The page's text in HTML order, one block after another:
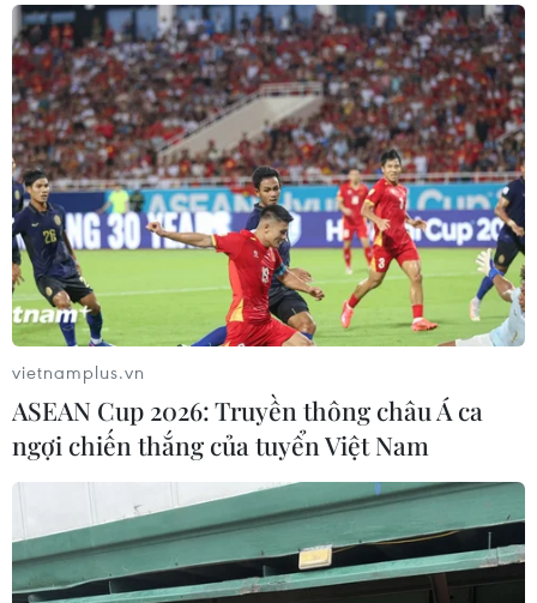
13/04/2019 15:02
Ngày 13/4, Ngoại trưởng Nga Sergei Lavrov cho biết,
nước này và Mỹ đã nối lại đối thoại về vấn đề chống
khủng bố cũng như liên lạc để thảo luận về vấn đề
Afghanistan và bán đảo Triều Tiên.
vietnamplus.vn
ASEAN Cup 2026: Truyền thông châu Á ca
ngợi chiến thắng của tuyển Việt Nam